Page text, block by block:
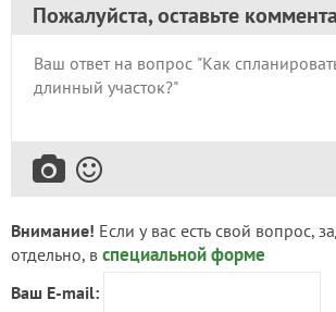
Пожалуйста, оставьте
Внимание! Если у вас есть свой вопрос,
отдельно, в специальной форме
Ваш E-mail: